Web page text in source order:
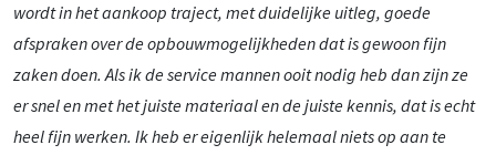
wordt in het aankoop traject, met duidelijke uitleg, goede
afspraken over de opbouwmogelijkheden dat is gewoon fijn
zaken doen. Als ik de service mannen ooit nodig heb dan zijn ze
er snel en met het juiste materiaal en de juiste kennis, dat is echt
heel fijn werken. Ik heb er eigenlijk helemaal niets op aan te